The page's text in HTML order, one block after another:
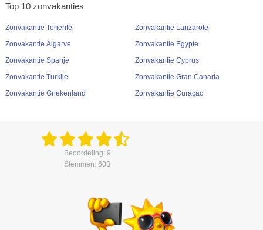
Top 10 zonvakanties
Zonvakantie Tenerife
Zonvakantie Algarve
Zonvakantie Spanje
Zonvakantie Turkije
Zonvakantie Griekenland
Zonvakantie Lanzarote
Zonvakantie Egypte
Zonvakantie Cyprus
Zonvakantie Gran Canaria
Zonvakantie Curaçao
Beoordeling: 9
Stemmen: 603